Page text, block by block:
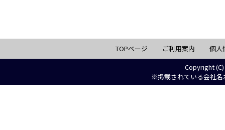
TOPページ ご利用案内
個人
Copyright
※掲載されている会社名